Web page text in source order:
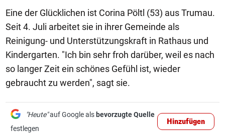
Eine der Glücklichen ist Corina Pöltl (53) aus Trumau.
Seit 4. Juli arbeitet sie in ihrer Gemeinde als
Reinigung- und Unterstützungskraft in Rathaus und
Kindergarten. "Ich bin sehr froh darüber, weil es nach
so langer Zeit ein schönes Gefühl ist, wieder
gebraucht zu werden", sagt sie.
"Heute"auf Google als bevorzugte Quelle
festlegen
Hinzufügen